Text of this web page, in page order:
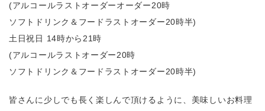
(アルコールラストオーダーオーダー20時
ソフトドリンク＆フードラストオーダー20時半)
土日祝日 14時から21時
(アルコールラストオーダー20時
ソフトドリンク＆フードラストオーダー20時半)
皆さんに少しでも長く楽しんで頂けるように、美味しいお料理